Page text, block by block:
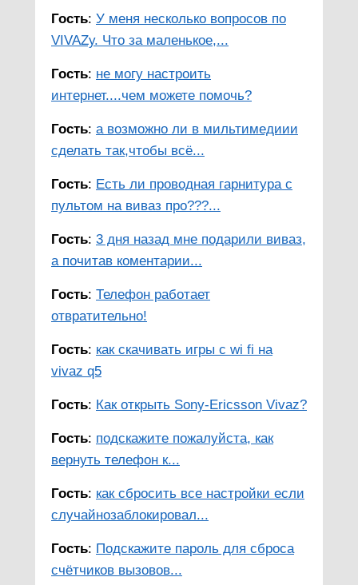
Гость: У меня несколько вопросов по
VIVAZу. Что за маленькое,...
Гость: не могу настроить
интернет....чем можете помочь?
Гость: а возможно ли в мильтимедиии
сделать так,чтобы всё...
Гость: Есть ли проводная гарнитура с
пультом на виваз про???...
Гость: 3 дня назад мне подарили виваз,
а почитав коментарии...
Гость: Телефон работает
отвратительно!
Гость: как скачивать игры с wi fi на
vivaz q5
Гость: Как открыть Sony-Ericsson Vivaz?
Гость: подскажите пожалуйста, как
вернуть телефон к...
Гость: как сбросить все настройки если
случайнозаблокировал...
Гость: Подскажите пароль для сброса
счётчиков вызовов...